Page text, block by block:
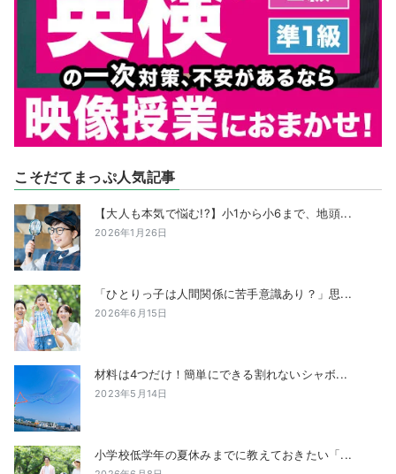
こそだてまっぷ人気記事
【大人も本気で悩む!?】小1から小6まで、地頭...
2026年1月26日
「ひとりっ子は人間関係に苦手意識あり？」思...
2026年6月15日
材料は4つだけ！簡単にできる割れないシャボ...
2023年5月14日
小学校低学年の夏休みまでに教えておきたい「...